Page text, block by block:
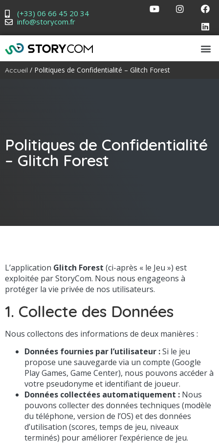
(+33) 06 66 45 20 34
info@storycom.fr
Accueil / Politiques de Confidentialité – Glitch Forest
Politiques de Confidentialité
– Glitch Forest
L’application Glitch Forest (ci-après « le Jeu ») est
exploitée par StoryCom. Nous nous engageons à
protéger la vie privée de nos utilisateurs.
1. Collecte des Données
Nous collectons des informations de deux manières :
Données fournies par l’utilisateur :Si le jeu
propose une sauvegarde via un compte (Google
Play Games, Game Center), nous pouvons accéder à
votre pseudonyme et identifiant de joueur.
Données collectées automatiquement : Nous
pouvons collecter des données techniques (modèle
du téléphone, version de l’OS) et des données
d’utilisation (scores, temps de jeu, niveaux
terminés) pour améliorer l’expérience de jeu.